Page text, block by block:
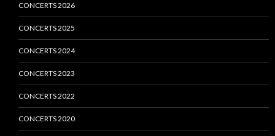
CONCERTS 2026
CONCERTS 2025
CONCERTS 2024
CONCERTS 2023
CONCERTS 2022
CONCERTS 2020